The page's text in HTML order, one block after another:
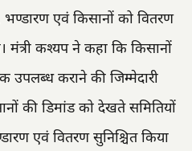
भण्डारण एवं किसानों को वितरण
मंत्री कश्यप ने कहा कि किसानों
उपलब्ध कराने की जिम्मेदारी
की डिमांड को देखते समितियों
एवं वितरण सुनिश्चित किया